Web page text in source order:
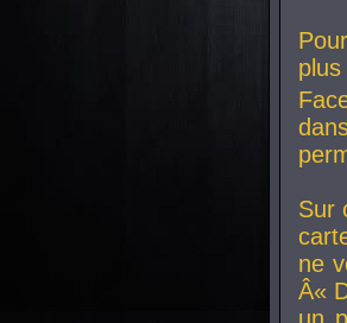
Sur
ne
Â«